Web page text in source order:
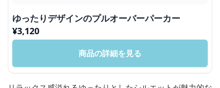
ゆったりデザインのプルオーバーパーカー
¥3,120
商品の詳細を見る